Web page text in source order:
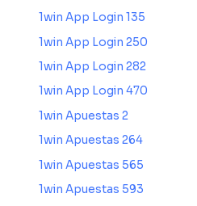
1win App Login 135
1win App Login 250
1win App Login 282
1win App Login 470
1win Apuestas 2
1win Apuestas 264
1win Apuestas 565
1win Apuestas 593